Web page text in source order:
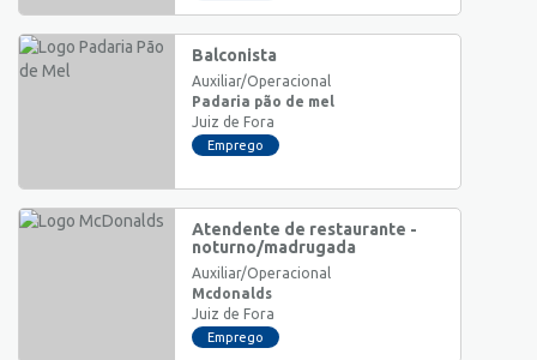
Balconista
Auxiliar/Operacional
Padaria pão de mel
Juiz de Fora
Emprego
Atendente de restaurante -
noturno/madrugada
Auxiliar/Operacional
Mcdonalds
Juiz de Fora
Emprego